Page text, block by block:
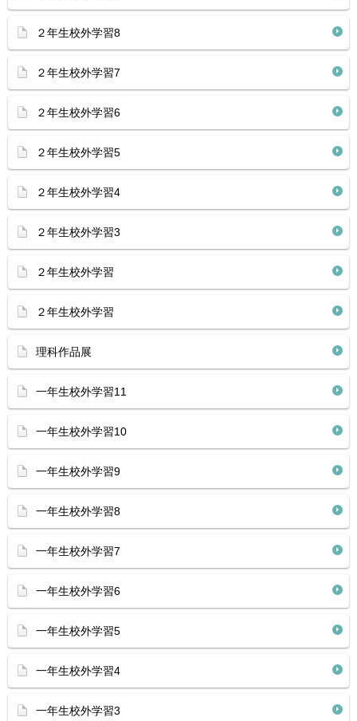
２年生校外学習8
２年生校外学習7
２年生校外学習6
２年生校外学習5
２年生校外学習4
２年生校外学習3
２年生校外学習
２年生校外学習
理科作品展
一年生校外学習11
一年生校外学習10
一年生校外学習9
一年生校外学習8
一年生校外学習7
一年生校外学習6
一年生校外学習5
一年生校外学習4
一年生校外学習3